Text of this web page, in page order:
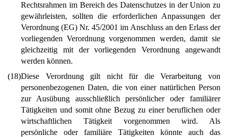
Rechtsrahmen im Bereich des Datenschutzes in der Union zu
gewährleisten, sollten die erforderlichen Anpassungen der
Verordnung (EG) Nr. 45/2001 im Anschluss an den Erlass der
vorliegenden Verordnung vorgenommen werden, damit sie
gleichzeitig mit der vorliegenden Verordnung angewandt
werden können.
(18)Diese Verordnung gilt nicht für die Verarbeitung von
personenbezogenen Daten, die von einer natürlichen Person
zur Ausübung ausschließlich persönlicher oder familiärer
Tätigkeiten und somit ohne Bezug zu einer beruflichen oder
wirtschaftlichen Tätigkeit vorgenommen wird. Als
persönliche oder familiäre Tätigkeiten könnte auch das